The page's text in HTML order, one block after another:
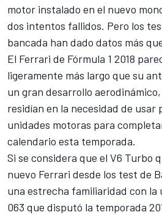
motor instalado en el nuevo
dos intentos fallidos. Pero los
bancada han dado datos más
El Ferrari de Fórmula 1 2018
ligeramente más largo que su
un gran desarrollo
residían en la necesidad de usar
unidades motoras para
calendario esta temporada.
Si se considera que el V6 Turbo
nuevo Ferrari desde los test de
una estrecha familiaridad con la
063 que disputó la temporada